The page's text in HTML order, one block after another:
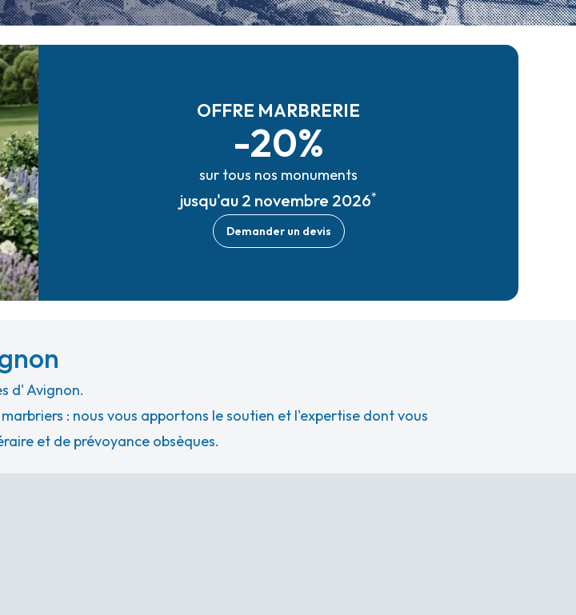
OFFRE MARBRERIE
-20%
sur tous nos monuments
jusqu'au 2 novembre 2026*
Demander un devis
d' Avignon.
: nous vous apportons le soutien et l'expertise dont vous
et de prévoyance obsèques.